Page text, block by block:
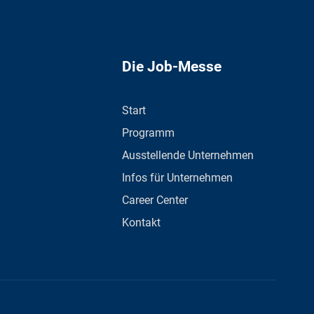
Die Job-Messe
Start
Programm
Ausstellende Unternehmen
Infos für Unternehmen
Career Center
Kontakt